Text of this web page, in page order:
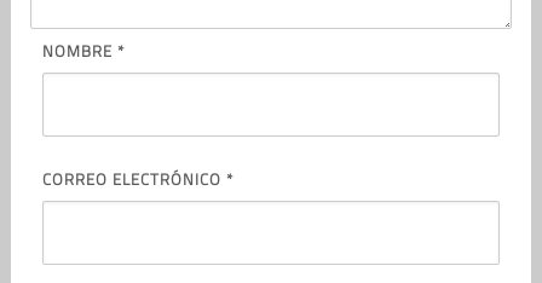
NOMBRE *
CORREO ELECTRÓNICO *